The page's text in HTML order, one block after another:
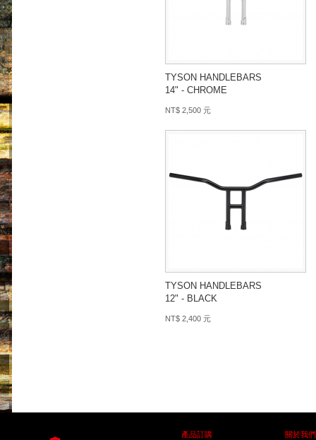
TYSON HANDLEBARS
14" - CHROME
NT$ 2,500 元
TYSON HANDLEBARS
12" - BLACK
NT$ 2,400 元
產品訂購 關於我們